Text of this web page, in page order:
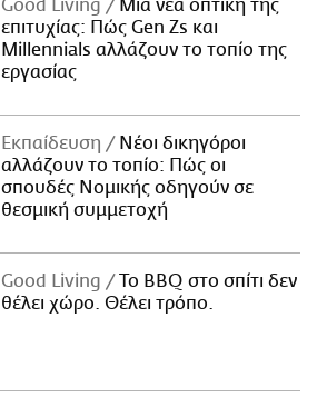
Good Living
Μια νέα οπτική της
επιτυχίας: Πώς Gen Zs και
Millennials αλλάζουν το τοπίο της
εργασίας
Εκπαίδευση
Νέοι δικηγόροι
αλλάζουν το τοπίο: Πώς οι
σπουδές Νομικής οδηγούν σε
θεσμική συμμετοχή
Good Living
Το BBQ στο σπίτι δεν
θέλει χώρο. Θέλει τρόπο.